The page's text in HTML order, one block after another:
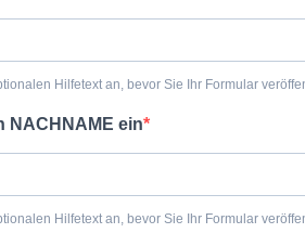
Hilfetext an, bevor Sie Ihr Formular
NACHNAME ein
Hilfetext an, bevor Sie Ihr Formular